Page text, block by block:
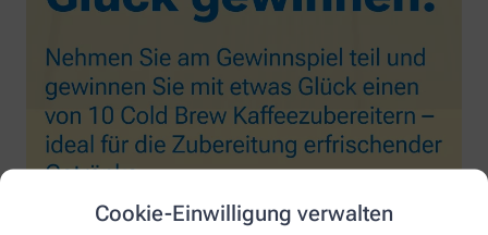
Cookie-Einwilligung verwalten